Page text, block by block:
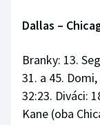
Dallas –
Branky: 13.
31. a 45.
32:23. Diváci:
Kane (oba